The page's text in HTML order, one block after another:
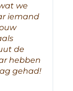
we
iemand
de
hebben
gehad!